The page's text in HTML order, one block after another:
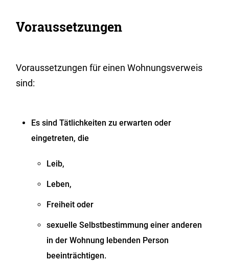
Voraussetzungen
Voraussetzungen für einen Wohnungsverweis
sind:
Es sind Tätlichkeiten zu erwarten oder
eingetreten, die
Leib,
Leben,
Freiheit oder
sexuelle Selbstbestimmung einer anderen
in der Wohnung lebenden Person
beeinträchtigen.